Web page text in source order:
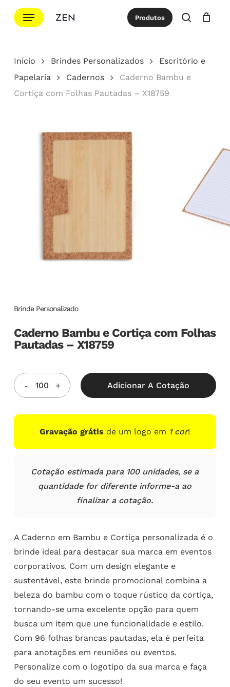
para
principal
Menu Produtos
procurar
Cotação Close
Início Brindes Personalizados
Escritório e
Papelaria
Cadernos
Caderno Bambu e
Cortiça com Folhas Pautadas – X18759
Brinde Personalizado
Caderno Bambu e Cortiça com Folhas
Pautadas – X18759
Adicionar A Cotação
Gravação grátis de um logo em 1 cor!
Cotação estimada para 100 unidades, se a
quantidade for diferente informe-a ao
finalizar a cotação.
A Caderno em Bambu e Cortiça personalizada é o
brinde ideal para destacar sua marca em eventos
corporativos. Com um design elegante e
sustentável, este brinde promocional combina a
beleza do bambu com o toque rústico da cortiça,
tornando-se uma excelente opção para quem
busca um item que une funcionalidade e estilo.
Com 96 folhas brancas pautadas, ela é perfeita
para anotações em reuniões ou eventos.
Personalize com o logotipo da sua marca e faça
do seu evento um sucesso!